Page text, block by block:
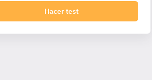
Hacer test